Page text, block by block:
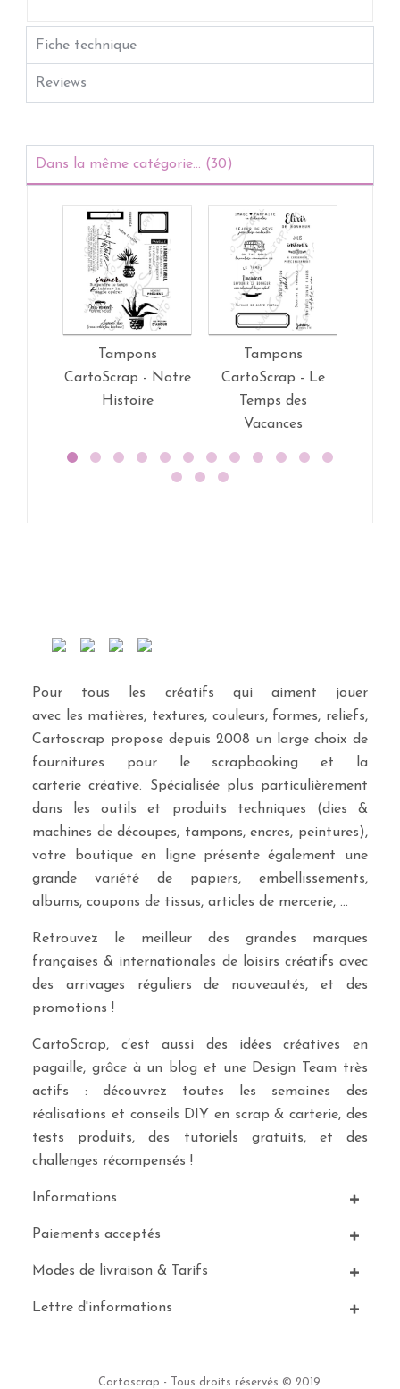
Fiche technique
Reviews
Dans la même catégorie... (30)
Tampons
CartoScrap - Notre
Histoire
Tampons
CartoScrap - Le
Temps des
Vacances
Pour tous les créatifs qui aiment jouer
avec les matières, textures, couleurs, formes, reliefs,
Cartoscrap propose depuis 2008 un large choix de
fournitures pour le scrapbooking et la
carterie créative. Spécialisée plus particulièrement
dans les outils et produits techniques (dies &
machines de découpes, tampons, encres, peintures),
votre boutique en ligne présente également une
grande variété de papiers, embellissements,
albums, coupons de tissus, articles de mercerie, …
Retrouvez le meilleur des grandes marques
françaises & internationales de loisirs créatifs avec
des arrivages réguliers de nouveautés, et des
promotions !
CartoScrap, c’est aussi des idées créatives en
pagaille, grâce à un blog et une Design Team très
actifs : découvrez toutes les semaines des
réalisations et conseils DIY en scrap & carterie, des
tests produits, des tutoriels gratuits, et des
challenges récompensés !
Informations
Paiements acceptés
Modes de livraison & Tarifs
Lettre d'informations
Cartoscrap - Tous droits réservés © 2019